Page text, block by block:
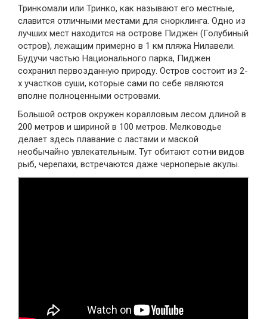
Тринкомали или Тринко, как называют его местные,
славится отличными местами для снорклинга. Одно из
лучших мест находится на острове Пиджен (Голубиный
остров), лежащим примерно в 1 км пляжа Нилавели.
Будучи частью Национального парка, Пиджен
сохранил первозданную природу. Остров состоит из 2-
х участков суши, которые сами по себе являются
вполне полноценными островами.
Большой остров окружен коралловым лесом длиной в
200 метров и шириной в 100 метров. Мелководье
делает здесь плавание с ластами и маской
необычайно увлекательным. Тут обитают сотни видов
рыб, черепахи, встречаются даже черноперые акулы.